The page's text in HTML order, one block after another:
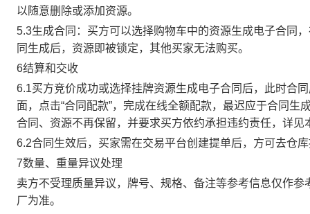
以随意删除或添加资源。
5.3生成合同：买方可以选择购物车中的资源生成电子合同
同生成后，资源即被锁定，其他买家无法购买。
6结算和交收
6.1买方竞价成功或选择挂牌资源生成电子合同后，此时合
面，点击“合同配款”，完成在线全额配款，最迟应于合同
合同、资源不再保留，并要求买方依约承担违约责任，详见
6.2合同生效后，买家需在交易平台创建提单后，方可去仓
7数量、重量异议处理
卖方不受理质量异议，牌号、规格、备注等参考信息仅作
厂为准。